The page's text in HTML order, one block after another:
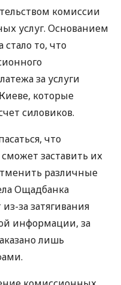
комиссии
услуг. Основанием
то, что
за услуги
которые
силовиков.
что
заставить их
различные
Ощадбанка
за затягивания
информации, за
лишь